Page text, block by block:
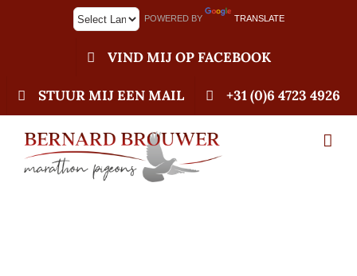
POWERED BY TRANSLATE
VIND MIJ OP FACEBOOK
STUUR MIJ EEN MAIL +31 (0)6 4723 4926